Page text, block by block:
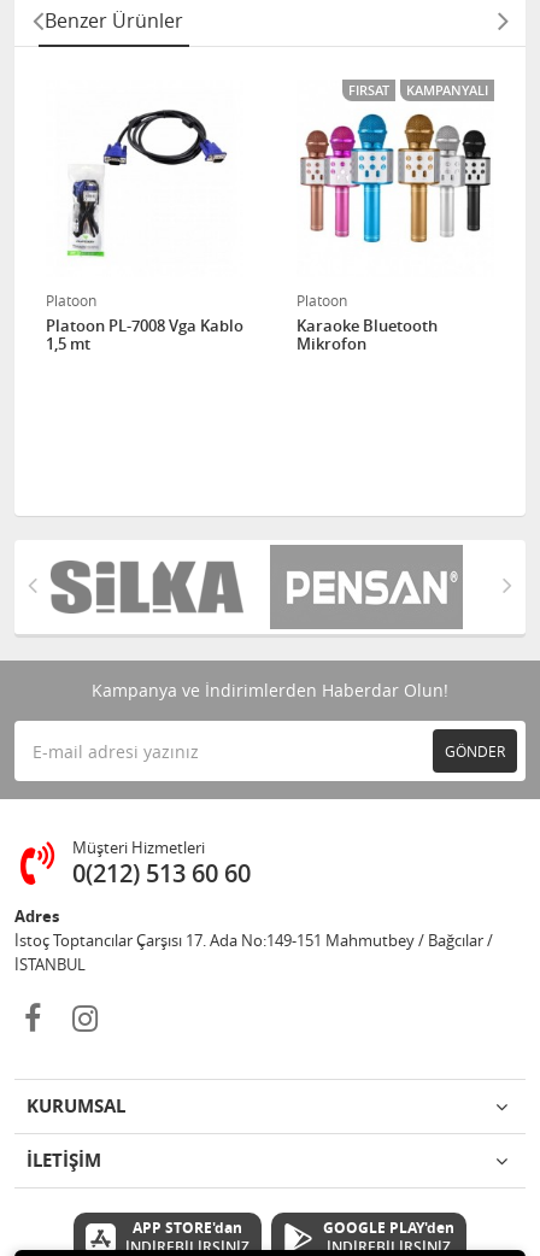
Benzer Ürünler
Platoon
Platoon PL-7008 Vga Kablo
1,5 mt
FIRSAT KAMPANYALI
Platoon
Karaoke Bluetooth
Mikrofon
Kampanya ve İndirimlerden Haberdar Olun!
GÖNDER
Müşteri Hizmetleri
0(212) 513 60 60
Adres
İstoç Toptancılar Çarşısı 17. Ada No:149-151 Mahmutbey / Bağcılar /
İSTANBUL
KURUMSAL
İLETİŞİM
APP STORE'dan
İNDİREBİLİRSİNİZ
GOOGLE PLAY'den
İNDİREBİLİRSİNİZ